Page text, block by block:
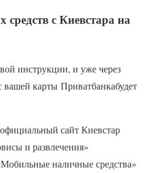
с Киевстара на
инструкции, и уже через
вашей карты Приватбанкабудет
сайт Киевстар
и развлечения»
наличные средства»